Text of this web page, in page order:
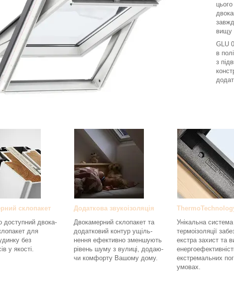
вищу
GLU
в
з
склопакет
доступний двока-
для
без
у якості.
Додаткова звукоізоляція
Двокамерний склопакет та
додатковий контур ущіль-
нення ефективно зменшують
рівень шуму з вулиці, додаю-
чи комфорту Вашому дому.
Унікальна система
термоізоляції
екстра захист та
екстремальних
умовах.